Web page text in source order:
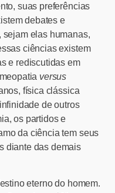
suas preferências
debates e
elas humanas,
ciências existem
e rediscutidas em
versus
física clássica
de outros
os partidos e
da ciência tem seus
diante das demais
eterno do homem.